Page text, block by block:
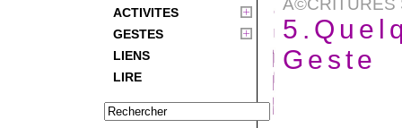
ACTIVITES
GESTES
LIENS
LIRE
Ã©CRITURES
Geste